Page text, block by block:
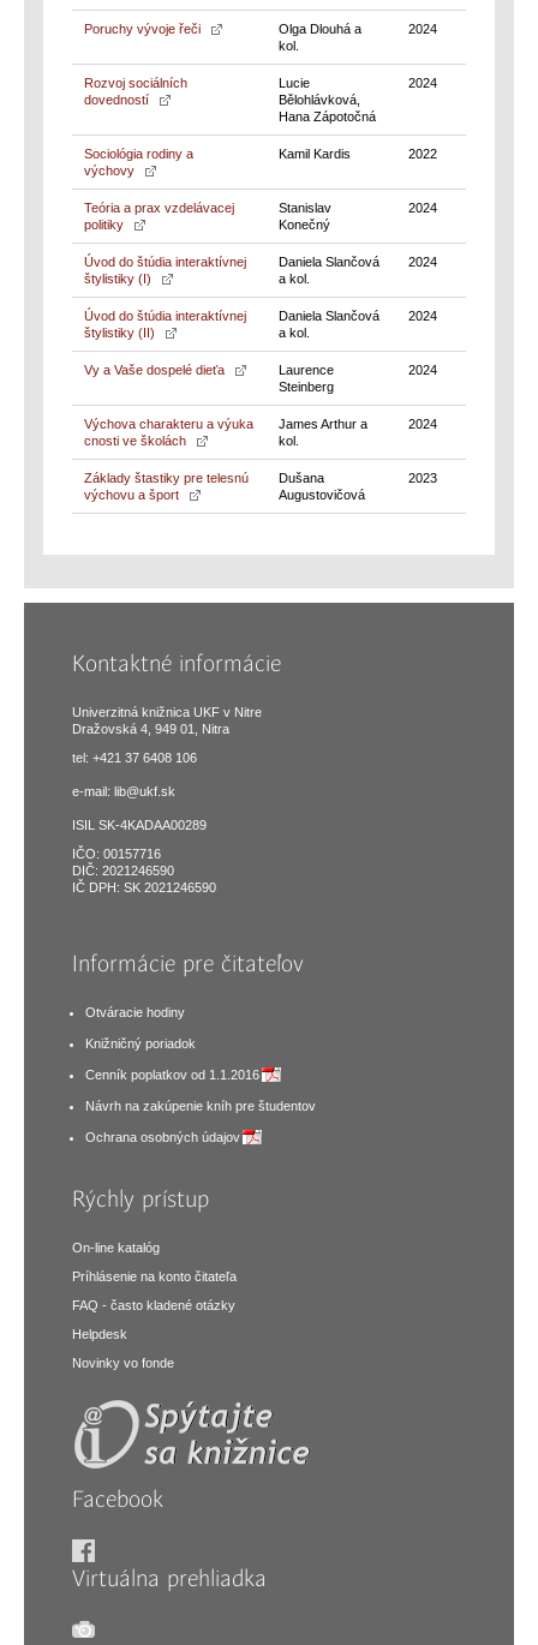
Poruchy vývoje řeči
Olga Dlouhá a
kol.
2024
Rozvoj sociálních
dovedností
Lucie
Bělohlávková,
Hana Zápotočná
2024
Sociológia rodiny a
výchovy
Kamil Kardis 2022
Teória a prax vzdelávacej
politiky
Stanislav
Konečný
2024
Úvod do štúdia interaktívnej
štylistiky (I)
Daniela Slančová
a kol.
2024
Úvod do štúdia interaktívnej
štylistiky (II)
Daniela Slančová
a kol.
2024
Vy a Vaše dospelé dieťa
Laurence
Steinberg
2024
Výchova charakteru a výuka
cnosti ve školách
James Arthur a
kol.
2024
Základy štastiky pre telesnú
výchovu a šport
Dušana
Augustovičová
2023
Kontaktné informácie
Univerzitná knižnica UKF v Nitre
Dražovská 4, 949 01, Nitra
tel: +421 37 6408 106
e-mail: lib@ukf.sk
ISIL SK-4KADAA00289
IČO: 00157716
DIČ: 2021246590
IČ DPH: SK 2021246590
Informácie pre čitateľov
Otváracie hodiny
Knižničný poriadok
Cenník poplatkov od 1.1.2016
Návrh na zakúpenie kníh pre študentov
Ochrana osobných údajov
Rýchly prístup
On-line katalóg
Príhlásenie na konto čitateľa
FAQ - často kladené otázky
Helpdesk
Novinky vo fonde
Facebook
Virtuálna prehliadka